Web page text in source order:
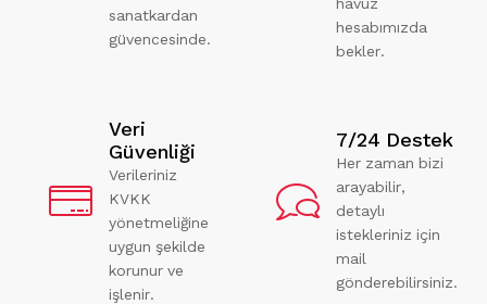
sanatkardan
güvencesinde.
hesabımızda
bekler.
Veri
Güvenliği
Verileriniz
KVKK
yönetmeliğine
uygun şekilde
korunur ve
işlenir.
7/24 Destek
Her zaman bizi
arayabilir,
detaylı
istekleriniz için
mail
gönderebilirsiniz.